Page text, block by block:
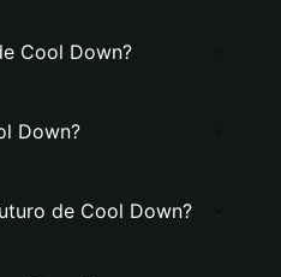
Cool Down?
Down?
de Cool Down?